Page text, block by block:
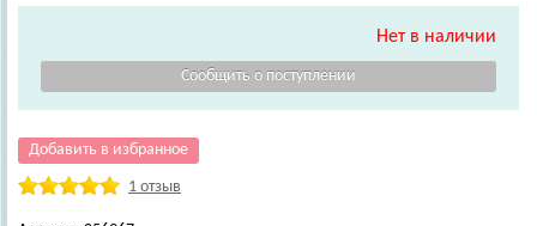
Нет в наличии
Добавить в избранное
1 отзыв